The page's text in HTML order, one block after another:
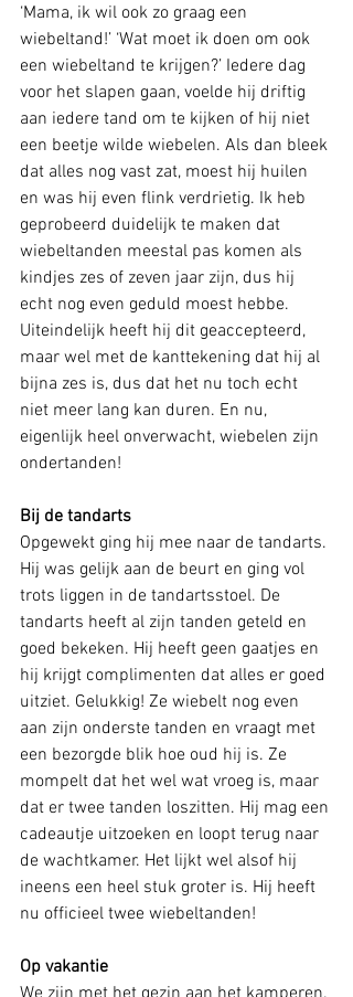
‘Mama, ik wil ook zo graag een
wiebeltand!’ ‘Wat moet ik doen om ook
een wiebeltand te krijgen?’ Iedere dag
voor het slapen gaan, voelde hij driftig
aan iedere tand om te kijken of hij niet
een beetje wilde wiebelen. Als dan bleek
dat alles nog vast zat, moest hij huilen
en was hij even flink verdrietig. Ik heb
geprobeerd duidelijk te maken dat
wiebeltanden meestal pas komen als
kindjes zes of zeven jaar zijn, dus hij
echt nog even geduld moest hebbe.
Uiteindelijk heeft hij dit geaccepteerd,
maar wel met de kanttekening dat hij al
bijna zes is, dus dat het nu toch echt
niet meer lang kan duren. En nu,
eigenlijk heel onverwacht, wiebelen zijn
ondertanden!
Bij de tandarts
Opgewekt ging hij mee naar de tandarts.
Hij was gelijk aan de beurt en ging vol
trots liggen in de tandartsstoel. De
tandarts heeft al zijn tanden geteld en
goed bekeken. Hij heeft geen gaatjes en
hij krijgt complimenten dat alles er goed
uitziet. Gelukkig! Ze wiebelt nog even
aan zijn onderste tanden en vraagt met
een bezorgde blik hoe oud hij is. Ze
mompelt dat het wel wat vroeg is, maar
dat er twee tanden loszitten. Hij mag een
cadeautje uitzoeken en loopt terug naar
de wachtkamer. Het lijkt wel alsof hij
ineens een heel stuk groter is. Hij heeft
nu officieel twee wiebeltanden!
Op vakantie